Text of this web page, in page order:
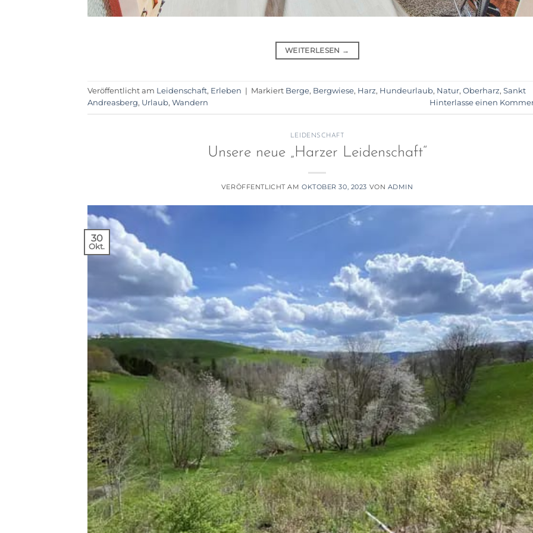
WEITERLESEN →
Veröffentlicht am Leidenschaft, Erleben | Markiert Berge, Bergwiese, Harz, Hundeurlaub, Natur, Oberharz, Sankt
Andreasberg, Urlaub, Wandern Hinterlasse einen
LEIDENSCHAFT
Unsere neue „Harzer Leidenschaft“
VERÖFFENTLICHT AM OKTOBER 30, 2023 VON ADMIN
30
Okt.